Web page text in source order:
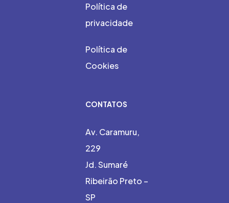
Política de
privacidade
Política de
Cookies
CONTATOS
Av. Caramuru,
229
Jd. Sumaré
Ribeirão Preto –
SP